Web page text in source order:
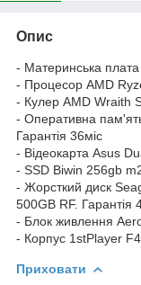
Опис
- Материнська
- Процесор AMD
- Кулер AMD Wraith
- Оперативна
Гарантія 36міс
- Відеокарта Asus
- SSD Biwin 256gb
- Жорсткий диск
500GB RF. Гарантія
- Блок живлення
- Корпус 1stPlayer
Приховати